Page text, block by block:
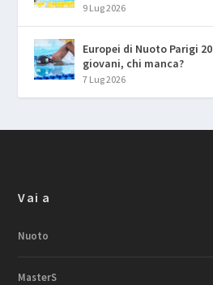
9 Lug 2026
Europei di Nuoto Parigi
giovani, chi manca?
7 Lug 2026
Vai a
Nuoto
MasterS